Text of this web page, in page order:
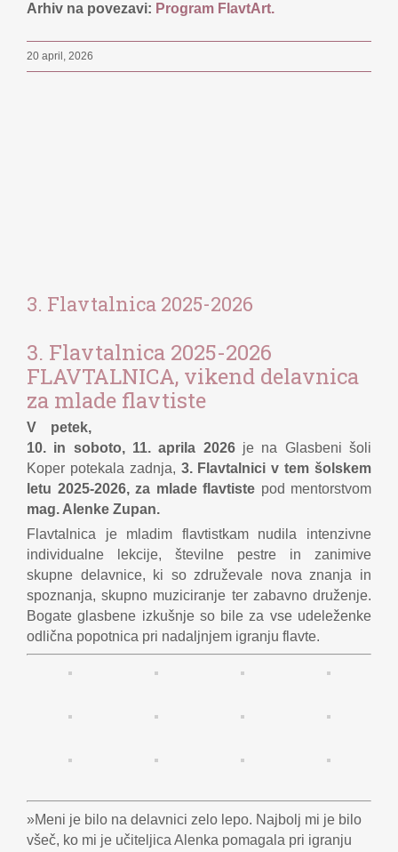
Arhiv na povezavi: Program FlavtArt.
20 april, 2026
3. Flavtalnica 2025-2026
3. Flavtalnica 2025-2026
FLAVTALNICA, vikend delavnica
za mlade flavtiste
V petek,
10. in soboto, 11. aprila 2026 je na Glasbeni šoli
Koper potekala zadnja, 3. Flavtalnici v tem šolskem
letu 2025-2026, za mlade flavtiste pod mentorstvom
mag. Alenke Zupan.
Flavtalnica je mladim flavtistkam nudila intenzivne
individualne lekcije, številne pestre in zanimive
skupne delavnice, ki so združevale nova znanja in
spoznanja, skupno muziciranje ter zabavno druženje.
Bogate glasbene izkušnje so bile za vse udeleženke
odlična popotnica pri nadaljnjem igranju flavte.
»Meni je bilo na delavnici zelo lepo. Najbolj mi je bilo
všeč, ko mi je učiteljica Alenka pomagala pri igranju